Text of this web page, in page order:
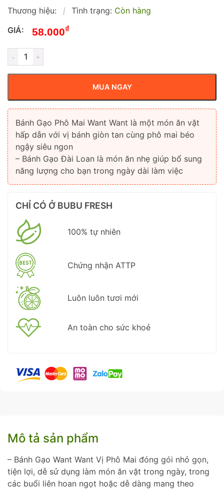
Thương hiệu: | Tình trạng: Còn hàng
GIÁ:
58.000₫
MUA NGAY
Bánh Gạo Phô Mai Want Want là một món ăn vặt
hấp dẫn với vị bánh giòn tan cùng phô mai béo
ngậy siêu ngon
– Bánh Gạo Đài Loan là món ăn nhẹ giúp bổ sung
năng lượng cho bạn trong ngày dài làm việc
CHỈ CÓ Ở BUBU FRESH
100% tự nhiên
Chứng nhận ATTP
Luôn luôn tươi mới
An toàn cho sức khoẻ
Mô tả sản phẩm
– Bánh Gạo Want Want Vị Phô Mai đóng gói nhỏ gọn,
tiện lợi, dễ sử dụng làm món ăn vặt trong ngày, trong
các buổi liên hoan ngọt hoặc dễ dàng mang theo